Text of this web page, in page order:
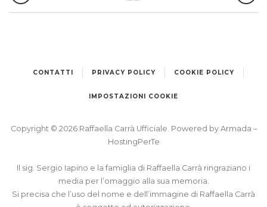
CONTATTI PRIVACY POLICY COOKIE POLICY
IMPOSTAZIONI COOKIE
Copyright © 2026 Raffaella Carrà Ufficiale. Powered by Armada –
HostingPerTe
Il sig. Sergio Iapino e la famiglia di Raffaella Carrà ringraziano i
media per l’omaggio alla sua memoria.
Si precisa che l’uso del nome e dell’immagine di Raffaella Carrà